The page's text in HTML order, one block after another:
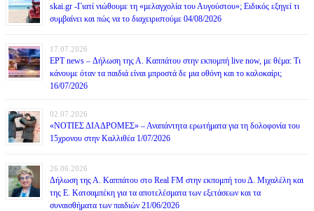
skai.gr -Γιατί νιώθουμε τη «μελαγχολία του Αυγούστου»; Ειδικός εξηγεί τι
συμβαίνει και πώς να το διαχειριστούμε 04/08/2026
17.07.2026
ΕΡΤ news – Δήλωση της Α. Καππάτου στην εκπομπή live now, με θέμα: Τι
κάνουμε όταν τα παιδιά είναι μπροστά δε μια οθόνη και το καλοκαίρι;
16/07/2026
02.07.2026
«ΝΟΤΙΕΣ ΔΙΑΔΡΟΜΕΣ» – Αναπάντητα ερωτήματα για τη δολοφονία του
15χρονου στην Καλλιθέα 1/07/2026
26.06.2026
Δήλωση της Α. Καππάτου στο Real FM στην εκπομπή του Δ. Μιχαλέλη και
της Ε. Κατσαμπέκη για τα αποτελέσματα των εξετάσεων και τα
συναισθήματα των παιδιών 21/06/2026